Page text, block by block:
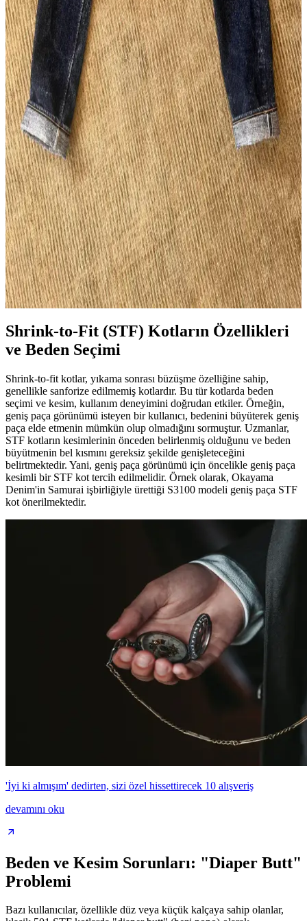
Wingman Denim 23oz Keten Denim: Güneydoğu
Asya'nın Ham Denim Trendleri ve Dayanıklılığı
Wingman Denim'in 23oz keten denim kotları, dayanıklılığı ve doğal
solma süreciyle ham denim tutkunlarının ilgisini çekiyor. Beden
seçenekleri ve tasarım eleştirileri markanın uluslararası pazardaki
konumunu etkiliyor.
Flat Head FN-D111 14.5oz Wide Straight LHT Kot
Pantolon Özellikleri ve Kullanıcı Yorumları
Flat Head FN-D111 14.5oz Wide Straight LHT, geniş kesimi, özgün
renk detayları ve dayanıklı kumaşıyla günlük kullanım için ideal bir
kot pantolon olarak öne çıkıyor. Beden uyumu ve solma özellikleri
kullanıcı deneyimlerine göre değişiyor.
Pure Blue Japan SR-013 Raw Denim Pantolonların
5 Yıllık Kullanım ve Solma İncelemesi
Pure Blue Japan SR-013 model raw denim pantolon, 5 yıl boyunca
düzenli kullanımla kalın slubby kumaşı ve yoğun indigo boyası
sayesinde benzersiz solma desenleri ve dayanıklılık sunar.
Shrink-to-Fit (STF) Kotların Özellikleri
ve Beden Seçimi
Shrink-to-fit kotlar, yıkama sonrası büzüşme özelliğine sahip,
genellikle sanforize edilmemiş kotlardır. Bu tür kotlarda beden
seçimi ve kesim, kullanım deneyimini doğrudan etkiler. Örneğin,
geniş paça görünümü isteyen bir kullanıcı, bedenini büyüterek geniş
paça elde etmenin mümkün olup olmadığını sormuştur. Uzmanlar,
STF kotların kesimlerinin önceden belirlenmiş olduğunu ve beden
büyütmenin bel kısmını gereksiz şekilde genişleteceğini
belirtmektedir. Yani, geniş paça görünümü için öncelikle geniş paça
kesimli bir STF kot tercih edilmelidir. Örnek olarak, Okayama
Denim'in Samurai işbirliğiyle ürettiği S3100 modeli geniş paça STF
kot önerilmektedir.
'İyi ki almışım' dedirten, sizi özel hissettirecek 10 alışveriş
devamını oku
Beden ve Kesim Sorunları: "Diaper Butt"
Problemi
Bazı kullanıcılar, özellikle düz veya küçük kalçaya sahip olanlar,